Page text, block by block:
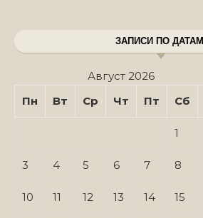
ЗАПИСИ ПО ДАТАМ
Август 2026
Пн
Вт Ср Чт Пт Сб
1
3 4 5 6 7 8
10 11 12 13 14 15